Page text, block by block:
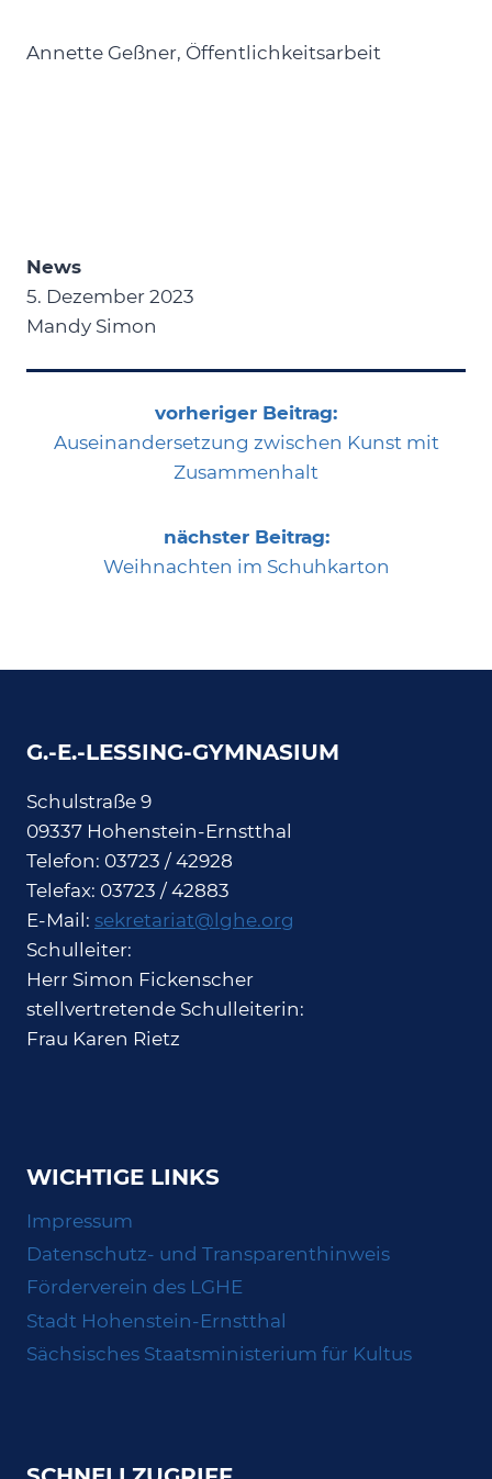
Annette Geßner, Öffentlichkeitsarbeit
News
5. Dezember 2023
Mandy Simon
vorheriger Beitrag:
Auseinandersetzung zwischen Kunst mit
Zusammenhalt
nächster Beitrag:
Weihnachten im Schuhkarton
G.-E.-LESSING-GYMNASIUM
Schulstraße 9
09337 Hohenstein-Ernstthal
Telefon: 03723 / 42928
Telefax: 03723 / 42883
E-Mail: sekretariat@lghe.org
Schulleiter:
Herr Simon Fickenscher
stellvertretende Schulleiterin:
Frau Karen Rietz
WICHTIGE LINKS
Impressum
Datenschutz- und Transparenthinweis
Förderverein des LGHE
Stadt Hohenstein-Ernstthal
Sächsisches Staatsministerium für Kultus